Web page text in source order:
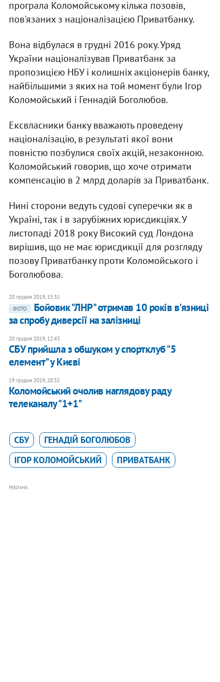
програла Коломойському кілька позовів,
пов'язаних з націоналізацією Приватбанку.
Вона відбулася в грудні 2016 року. Уряд
України націоналізував Приватбанк за
пропозицією НБУ і колишніх акціонерів банку,
найбільшими з яких на той момент були Ігор
Коломойський і Геннадій Боголюбов.
Ексвласники банку вважають проведену
націоналізацію, в результаті якої вони
повністю позбулися своїх акцій, незаконною.
Коломойський говорив, що хоче отримати
компенсацію в 2 млрд доларів за Приватбанк.
Нині сторони ведуть судові суперечки як в
Україні, так і в зарубіжних юрисдикціях. У
листопаді 2018 року Високий суд Лондона
вирішив, що не має юрисдикції для розгляду
позову Приватбанку проти Коломойського і
Боголюбова.
20 грудня 2019, 15:31
ФОТО
Бойовик "ЛНР" отримав 10 років в'язниці
за спробу диверсії на залізниці
20 грудня 2019, 12:43
СБУ прийшла з обшуком у спортклуб "5
елемент" у Києві
19 грудня 2019, 20:32
Коломойський очолив наглядову раду
телеканалу "1+1"
СБУ
ГЕНАДІЙ БОГОЛЮБОВ
ІГОР КОЛОМОЙСЬКИЙ
ПРИВАТБАНК
РЕКЛАМА